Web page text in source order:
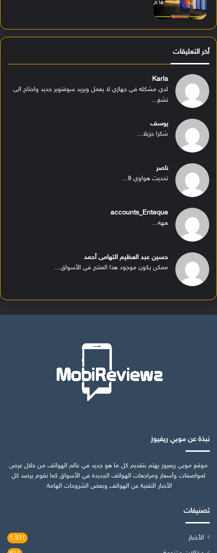
أخر التعليقات
Karla
لدي مشكله في جهازي لا يعمل ويريد سوفتوير جديد واحتاج الى
تشغ...
يوسف
شكرا جزيلا...
ناصر
تحديث هواوي 8...
accounts_Enteque
ههه...
حسين عبد العظيم التهامى أحمد
ممكن يكون موجود هذا المنتج في الأسواق...
نبذة عن موبي ريفيوز
موقع موبي ريفيوز يهتم بتقديم كل ما هو جديد في عالم الهواتف من خلال عرض
لمواصفات وأسعار ومراجعات الهواتف الجديدة في الأسواق كما نقوم برصد كل
الأخبار التقنية عن الهواتف وبعض الشروحات الهامة.
تصنيفات
الأخبار 1٬931